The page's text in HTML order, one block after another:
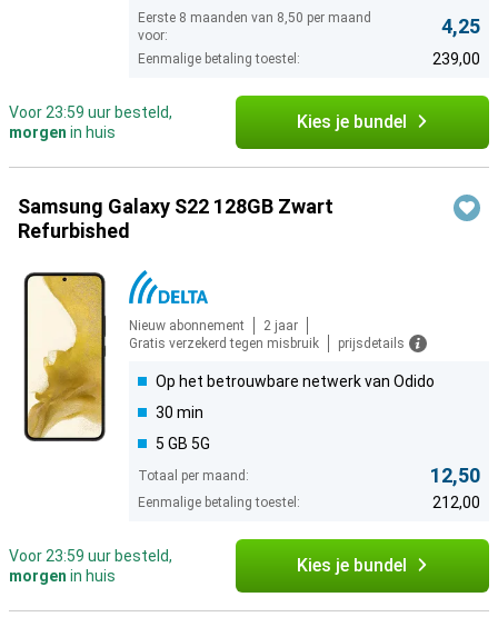
Eerste 8 maanden van 8,50 per maand
voor:
4,25
Eenmalige betaling toestel: 239,00
Voor 23:59 uur besteld,
morgen in huis Kies je bundel
Samsung Galaxy S22 128GB Zwart
Refurbished
Nieuw abonnement
2 jaar
Gratis verzekerd tegen misbruik
prijsdetails
Op het betrouwbare netwerk van Odido
30 min
5 GB 5G
Totaal per maand: 12,50
Eenmalige betaling toestel: 212,00
Voor 23:59 uur besteld,
morgen in huis Kies je bundel